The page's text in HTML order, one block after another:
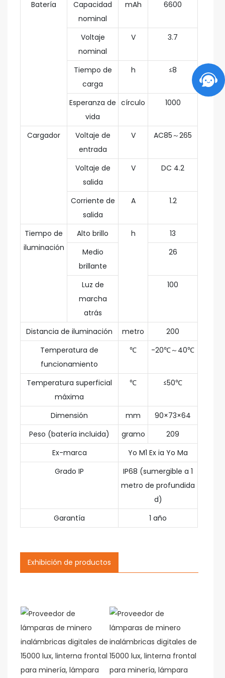
Batería
Capacidad
nominal
mAh 6600
Voltaje
nominal
V 3.7
Tiempo de
carga
h ≤8
Esperanza de
vida
círculo 1000
Cargador
Voltaje de
entrada
V AC85～265
Voltaje de
salida
V DC 4.2
Corriente de
salida
A 1.2
Tiempo de
iluminación
Alto brillo h
13
Medio
brillante
26
Luz de
marcha
atrás
100
Distancia de iluminación metro
200
Temperatura de
funcionamiento
℃ -20℃～40℃
Temperatura superficial
máxima
℃ ≤50℃
Dimensión mm
90×73×64
Peso (batería incluida)
gramo
209
Ex-marca
Yo M1 Ex ia Yo Ma
Grado IP
IP68 (sumergible a 1
metro de profundida
d)
Garantía
1 año
Exhibición de productos